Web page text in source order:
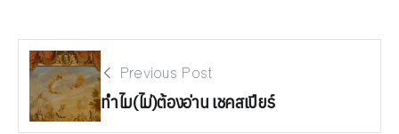
Previous Post
ทำไม(ไม่)ต้องอ่าน เชคสเปียร์